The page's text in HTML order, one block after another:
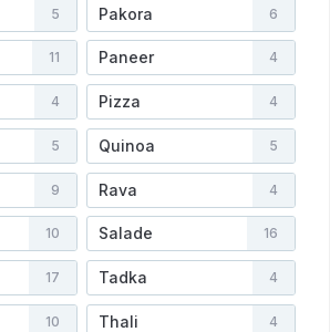
5 Pakora 6
11 Paneer 4
4 Pizza 4
5 Quinoa 5
9 Rava 4
10 Salade 16
17 Tadka 4
10 Thali 4